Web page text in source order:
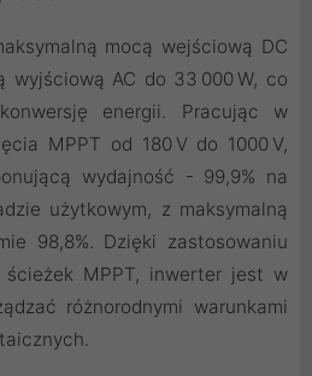
mocą wejściową DC
wyjściową AC do 33 000 W, co
energii. Pracując w
MPPT od 180 V do 1000 V,
wydajność - 99,9% na
użytkowym, z maksymalną
98,8%. Dzięki zastosowaniu
ścieżek MPPT, inwerter jest w
różnorodnymi warunkami